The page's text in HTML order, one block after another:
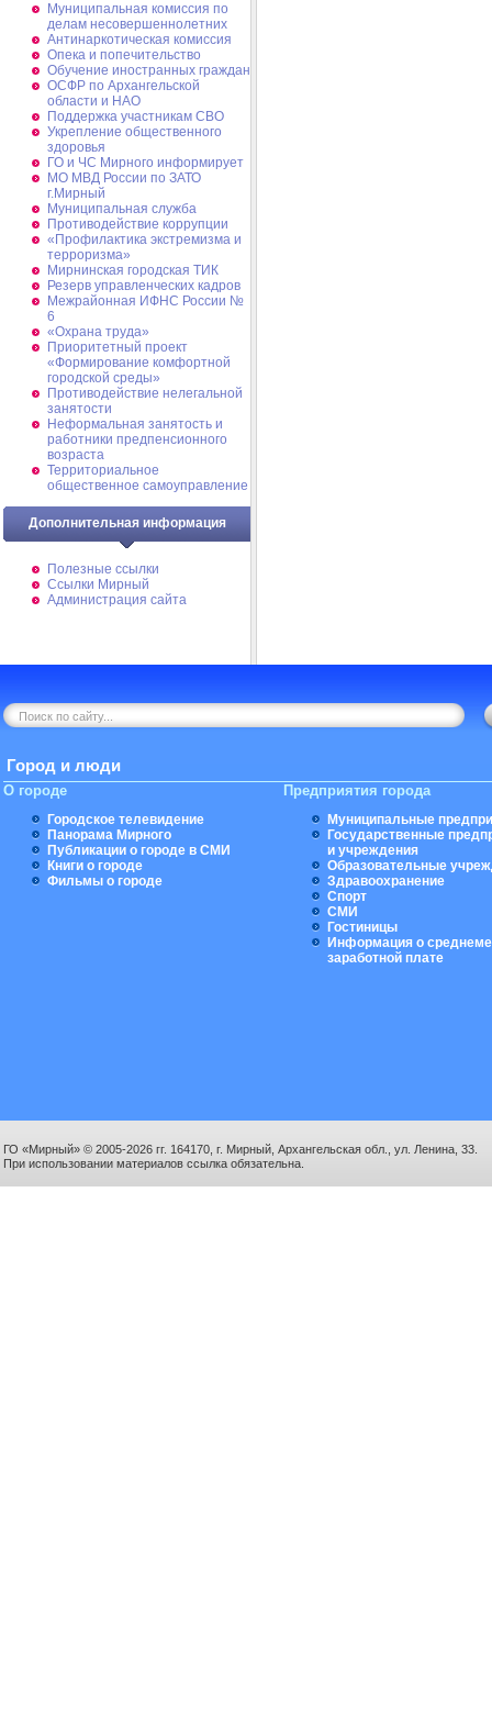
Муниципальная комиссия по
делам несовершеннолетних
Антинаркотическая комиссия
Опека и попечительство
Обучение иностранных граждан
ОСФР по Архангельской
области и НАО
Поддержка участникам СВО
Укрепление общественного
здоровья
ГО и ЧС Мирного информирует
МО МВД России по ЗАТО
г.Мирный
Муниципальная cлужба
Противодействие коррупции
«Профилактика экстремизма и
терроризма»
Мирнинская городская ТИК
Резерв управленческих кадров
Межрайонная ИФНС России №
6
«Охрана труда»
Приоритетный проект
«Формирование комфортной
городской среды»
Противодействие нелегальной
занятости
Неформальная занятость и
работники предпенсионного
возраста
Территориальное
общественное самоуправление
Дополнительная информация
Полезные ссылки
Ссылки Мирный
Администрация сайта
Город и люди
О городе
Городское телевидение
Панорама Мирного
Публикации о городе в СМИ
Книги о городе
Фильмы о городе
Предприятия города
Муниципальные
Государственные
и учреждения
Образовательные
Здравоохранение
Спорт
СМИ
Гостиницы
Информация о
заработной плате
ГО «Мирный» © 2005-2026 гг. 164170, г. Мирный, Архангельская обл., ул. Ленина, 33.
При использовании материалов ссылка обязательна.